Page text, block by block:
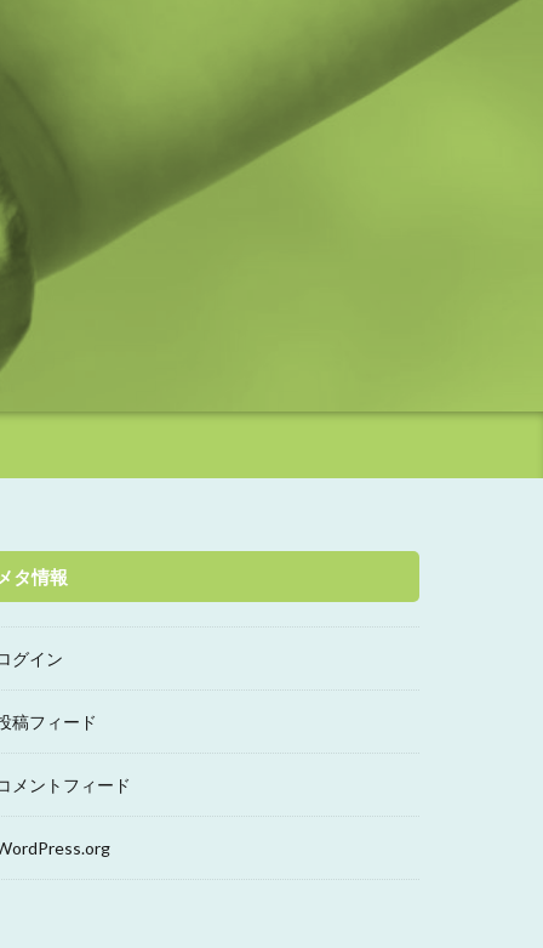
タ情報
グイン
稿フィード
メントフィード